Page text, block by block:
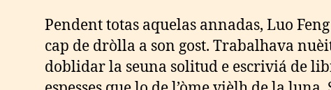
Pendent totas aquelas annadas, Luo
cap de dròlla a son gost. Trabalhava
doblidar la seuna solitud e escriviá de